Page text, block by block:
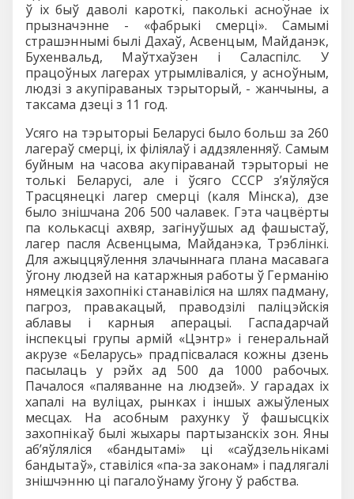
ў іх быў даволі кароткі, паколькі асноўнае іх
прызначэнне - «фабрыкі смерці». Самымі
страшэннымі былі Дахаў, Асвенцым, Майданэк,
Бухенвальд, Маўтхаўзен і Саласпілс. У
працоўных лагерах утрымліваліся, у асноўным,
людзі з акупіраваных тэрыторый, - жанчыны, а
таксама дзеці з 11 год.
Усяго на тэрыторыі Беларусі было больш за 260
лагераў смерці, іх філіялаў і аддзяленняў. Самым
буйным на часова акупіраванай тэрыторыі не
толькі Беларусі, але і ўсяго СССР з’яўляўся
Трасцянецкі лагер смерці (каля Мінска), дзе
было знішчана 206 500 чалавек. Гэта чацвёрты
па колькасці ахвяр, загінуўшых ад фашыстаў,
лагер пасля Асвенцыма, Майданэка, Трэблінкі.
Для ажыццяўлення злачыннага плана масавага
ўгону людзей на катаржныя работы ў Германію
нямецкія захопнікі станавіліся на шлях падману,
пагроз, правакацый, праводзілі паліцэйскія
аблавы і карныя аперацыі. Гаспадарчай
інспекцыі групы армій «Цэнтр» і генеральнай
акрузе «Беларусь» прадпісвалася кожны дзень
пасылаць у рэйх ад 500 да 1000 рабочых.
Пачалося «паляванне на людзей». У гарадах іх
хапалі на вуліцах, рынках і іншых ажыўленых
месцах. На асобным рахунку ў фашысцкіх
захопнікаў былі жыхары партызанскіх зон. Яны
аб’яўляліся «бандытамі» ці «саўдзельнікамі
бандытаў», ставіліся «па-за законам» і падлягалі
знішчэнню ці пагалоўнаму ўгону ў рабства.